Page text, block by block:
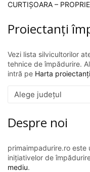
CURTIȘOARA –
Proiectanți
Vezi lista silvicultorilor
tehnice de împădurire.
intră pe Harta
Despre noi
primaimpadurire.ro este
inițiativelor de
mediu.